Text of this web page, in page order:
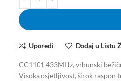
Uporedi Dodaj u Listu
CC1101 433MHz, vrhunski
Visoka osjetljivost, širok raspon